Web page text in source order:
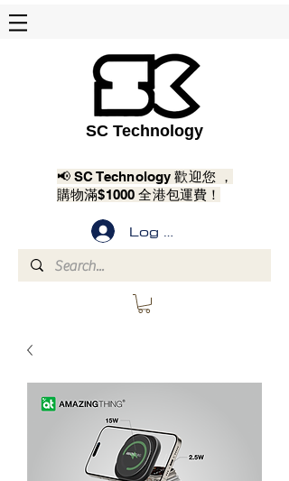
SC Technology
📢 SC Technology 歡迎您 ，
購物滿$1000 全港包運費！
Log In